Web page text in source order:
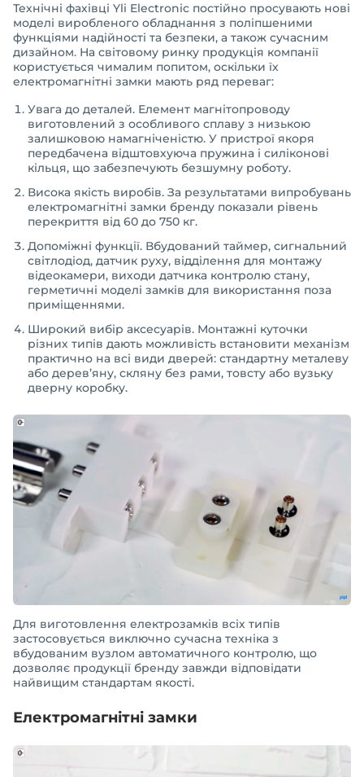
Технічні фахівці Yli Electronic постійно просувають нові
моделі виробленого обладнання з поліпшеними
функціями надійності та безпеки, а також сучасним
дизайном. На світовому ринку продукція компанії
користується чималим попитом, оскільки їх
електромагнітні замки мають ряд переваг:
Увага до деталей. Елемент магнітопроводу
виготовлений з особливого сплаву з низькою
залишковою намагніченістю. У пристрої якоря
передбачена відштовхуюча пружина і силіконові
кільця, що забезпечують безшумну роботу.
Висока якість виробів. За результатами випробувань
електромагнітні замки бренду показали рівень
перекриття від 60 до 750 кг.
Допоміжні функції. Вбудований таймер, сигнальний
світлодіод, датчик руху, відділення для монтажу
відеокамери, виходи датчика контролю стану,
герметичні моделі замків для використання поза
приміщеннями.
Широкий вибір аксесуарів. Монтажні куточки
різних типів дають можливість встановити механізм
практично на всі види дверей: стандартну металеву
або дерев’яну, скляну без рами, товсту або вузьку
дверну коробку.
Для виготовлення електрозамків всіх типів
застосовується виключно сучасна техніка з
вбудованим вузлом автоматичного контролю, що
дозволяє продукції бренду завжди відповідати
найвищим стандартам якості.
Електромагнітні замки